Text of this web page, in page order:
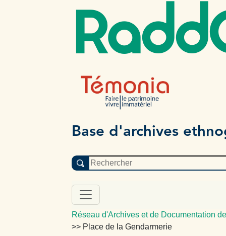
Base d'archives
Réseau d'Archives et de Documentation
>> Place de la Gendarmerie